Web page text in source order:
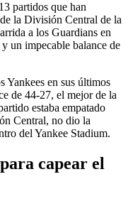
partidos que han
la División Central de la
a los Guardians en
un impecable balance de
Yankees en sus últimos
de 44-27, el mejor de la
estaba empatado
Central, no dio la
del Yankee Stadium.
capear el